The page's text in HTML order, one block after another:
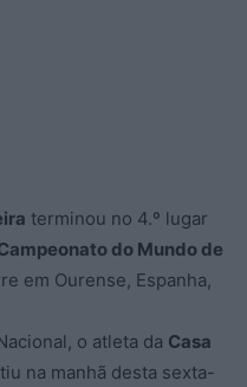
terminou no 4.º lugar
do Mundo de
em Ourense, Espanha,
o atleta da Casa
na manhã desta sexta-